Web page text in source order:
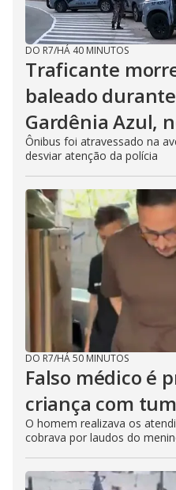
DO R7/HÁ 40 MINUTOS
Traficante
baleado
Gardênia Azul,
Ônibus foi atravessado na
desviar atenção da polícia
DO R7/HÁ 50 MINUTOS
Falso médico é
criança com
O homem realizava os
cobrava por laudos do